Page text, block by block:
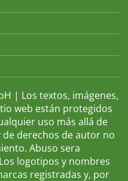
| Los textos, imágenes,
web están protegidos
uso más allá de
derechos de autor no
Abuso sera
logotipos y nombres
registradas y, por